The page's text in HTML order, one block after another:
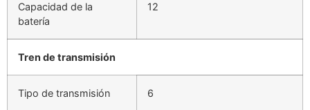
Capacidad de la
batería
12
Tren de transmisión
Tipo de transmisión 6